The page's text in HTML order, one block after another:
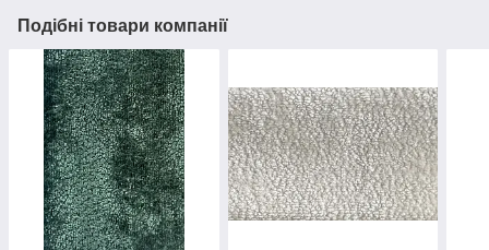
Подібні товари компанії